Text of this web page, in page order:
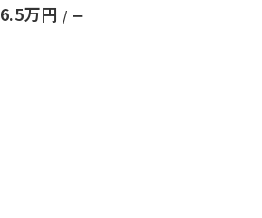
6.5万円 / ー